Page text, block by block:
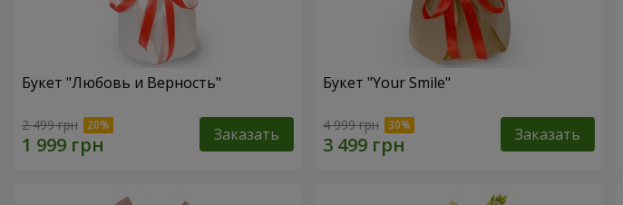
Букет "Любовь и Верность"
2 499 грн Заказать
Букет "Your Smile"
4 999 грн Заказать